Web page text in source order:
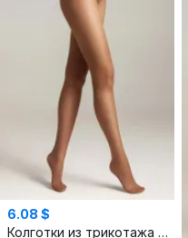
6.08 $
Колготки из трикотажа в бежевом цвете низкая талия